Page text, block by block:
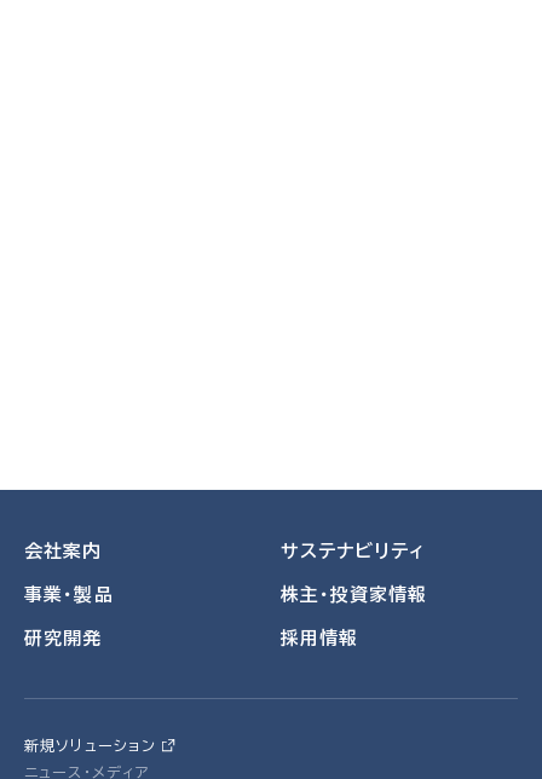
会社案内
事業・製品
研究開発
サステナビリティ
株主・投資家情報
採用情報
新規ソリューション
ニュース・メディア